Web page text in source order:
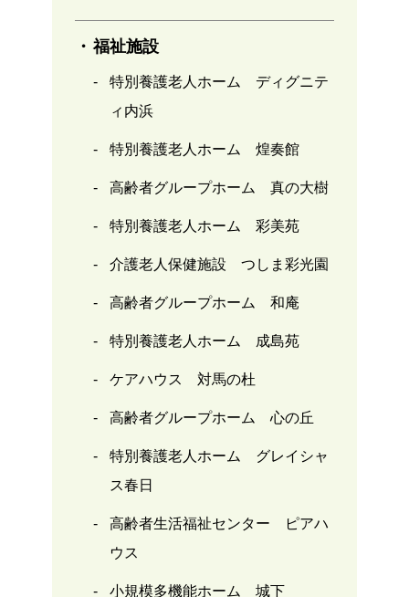
福祉施設
特別養護老人ホーム ディグニテ
ィ内浜
特別養護老人ホーム 煌奏館
高齢者グループホーム 真の大樹
特別養護老人ホーム 彩美苑
介護老人保健施設 つしま彩光園
高齢者グループホーム 和庵
特別養護老人ホーム 成島苑
ケアハウス 対馬の杜
高齢者グループホーム 心の丘
特別養護老人ホーム グレイシャ
ス春日
高齢者生活福祉センター ピアハ
ウス
小規模多機能ホーム 城下